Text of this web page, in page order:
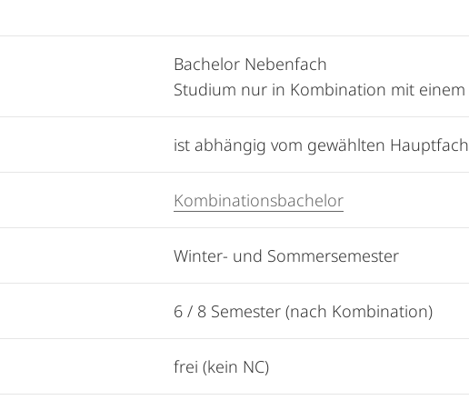
Bachelor Nebenfach
Studium nur in Kombination mit einem
ist abhängig vom gewählten Hauptfach
Kombinationsbachelor
Winter- und Sommersemester
6 / 8 Semester (nach Kombination)
frei (kein NC)